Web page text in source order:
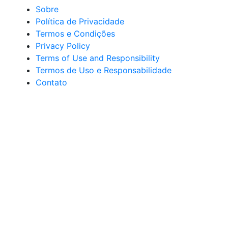
Sobre
Política de Privacidade
Termos e Condições
Privacy Policy
Terms of Use and Responsibility
Termos de Uso e Responsabilidade
Contato